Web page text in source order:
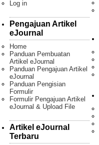
Log in
Pengajuan Artikel
eJournal
Home
Panduan Pembuatan
Artikel eJournal
Panduan Pengajuan Artikel
eJournal
Panduan Pengisian
Formulir
Formulir Pengajuan Artikel
eJournal & Upload File
Artikel eJournal
Terbaru